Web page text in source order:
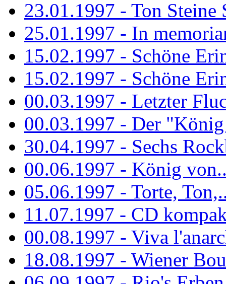
23.01.1997 - Ton Steine
25.01.1997 - In
15.02.1997 - Schöne
15.02.1997 - Schöne
00.03.1997 - Letzter
00.03.1997 - Der
30.04.1997 - Sechs
00.06.1997 - König
05.06.1997 - Torte,
11.07.1997 - CD
00.08.1997 - Viva
18.08.1997 - Wiener